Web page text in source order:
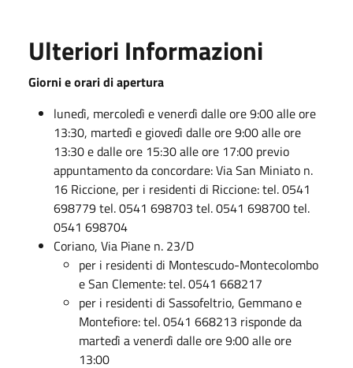
Ulteriori Informazioni
Giorni e orari di apertura
lunedì, mercoledì e venerdì dalle ore 9:00 alle ore
13:30, martedì e giovedì dalle ore 9:00 alle ore
13:30 e dalle ore 15:30 alle ore 17:00 previo
appuntamento da concordare: Via San Miniato n.
16 Riccione, per i residenti di Riccione: tel. 0541
698779 tel. 0541 698703 tel. 0541 698700 tel.
0541 698704
Coriano, Via Piane n. 23/D
per i residenti di Montescudo-Montecolombo
e San Clemente: tel. 0541 668217
per i residenti di Sassofeltrio, Gemmano e
Montefiore: tel. 0541 668213 risponde da
martedì a venerdì dalle ore 9:00 alle ore
13:00